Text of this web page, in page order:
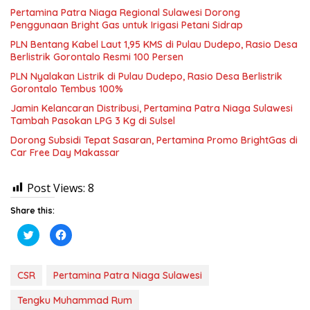
Pertamina Patra Niaga Regional Sulawesi Dorong
Penggunaan Bright Gas untuk Irigasi Petani Sidrap
PLN Bentang Kabel Laut 1,95 KMS di Pulau Dudepo, Rasio Desa
Berlistrik Gorontalo Resmi 100 Persen
PLN Nyalakan Listrik di Pulau Dudepo, Rasio Desa Berlistrik
Gorontalo Tembus 100%
Jamin Kelancaran Distribusi, Pertamina Patra Niaga Sulawesi
Tambah Pasokan LPG 3 Kg di Sulsel
Dorong Subsidi Tepat Sasaran, Pertamina Promo BrightGas di
Car Free Day Makassar
Post Views: 8
Share this:
K
l
t
k
b
K
l
n
k
m
CSR
Pertamina Patra Niaga Sulawesi
Tengku Muhammad Rum